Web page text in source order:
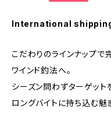
International
こだわりのラインナップ
ワインド釣法へ。
シーズン問わずターゲッ
ロングバイトに持ち込む魅